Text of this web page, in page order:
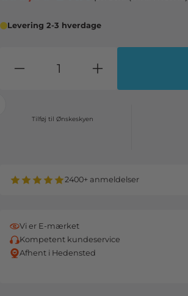
Levering 2-3 hverdage
Tilføj til Ønskeskyen
2400+ anmeldelser
Vi er E-mærket
Kompetent kundeservice
Afhent i Hedensted